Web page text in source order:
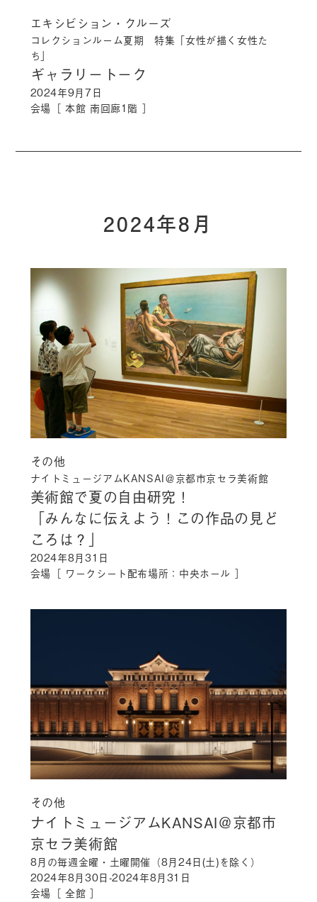
エキシビション・クルーズ
コレクションルーム夏期 特集「女性が描く女性た
ち」
ギャラリートーク
2024年9月7日
会場［本館 南回廊1階 ］
2024年8月
その他
ナイトミュージアムKANSAI＠京都市京セラ美術館
美術館で夏の自由研究！
「みんなに伝えよう！この作品の見ど
ころは？」
2024年8月31日
会場［ ワークシート配布場所：中央ホール ］
その他
ナイトミュージアムKANSAI＠京都市
京セラ美術館
8月の毎週金曜・土曜開催（8月24日(土)を除く）
2024年8月30日-2024年8月31日
会場［ 全館 ］